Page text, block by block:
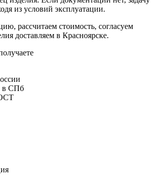
из условий эксплуатации.
рассчитаем стоимость, согласуем
доставляем в Красноярске.
в СПб